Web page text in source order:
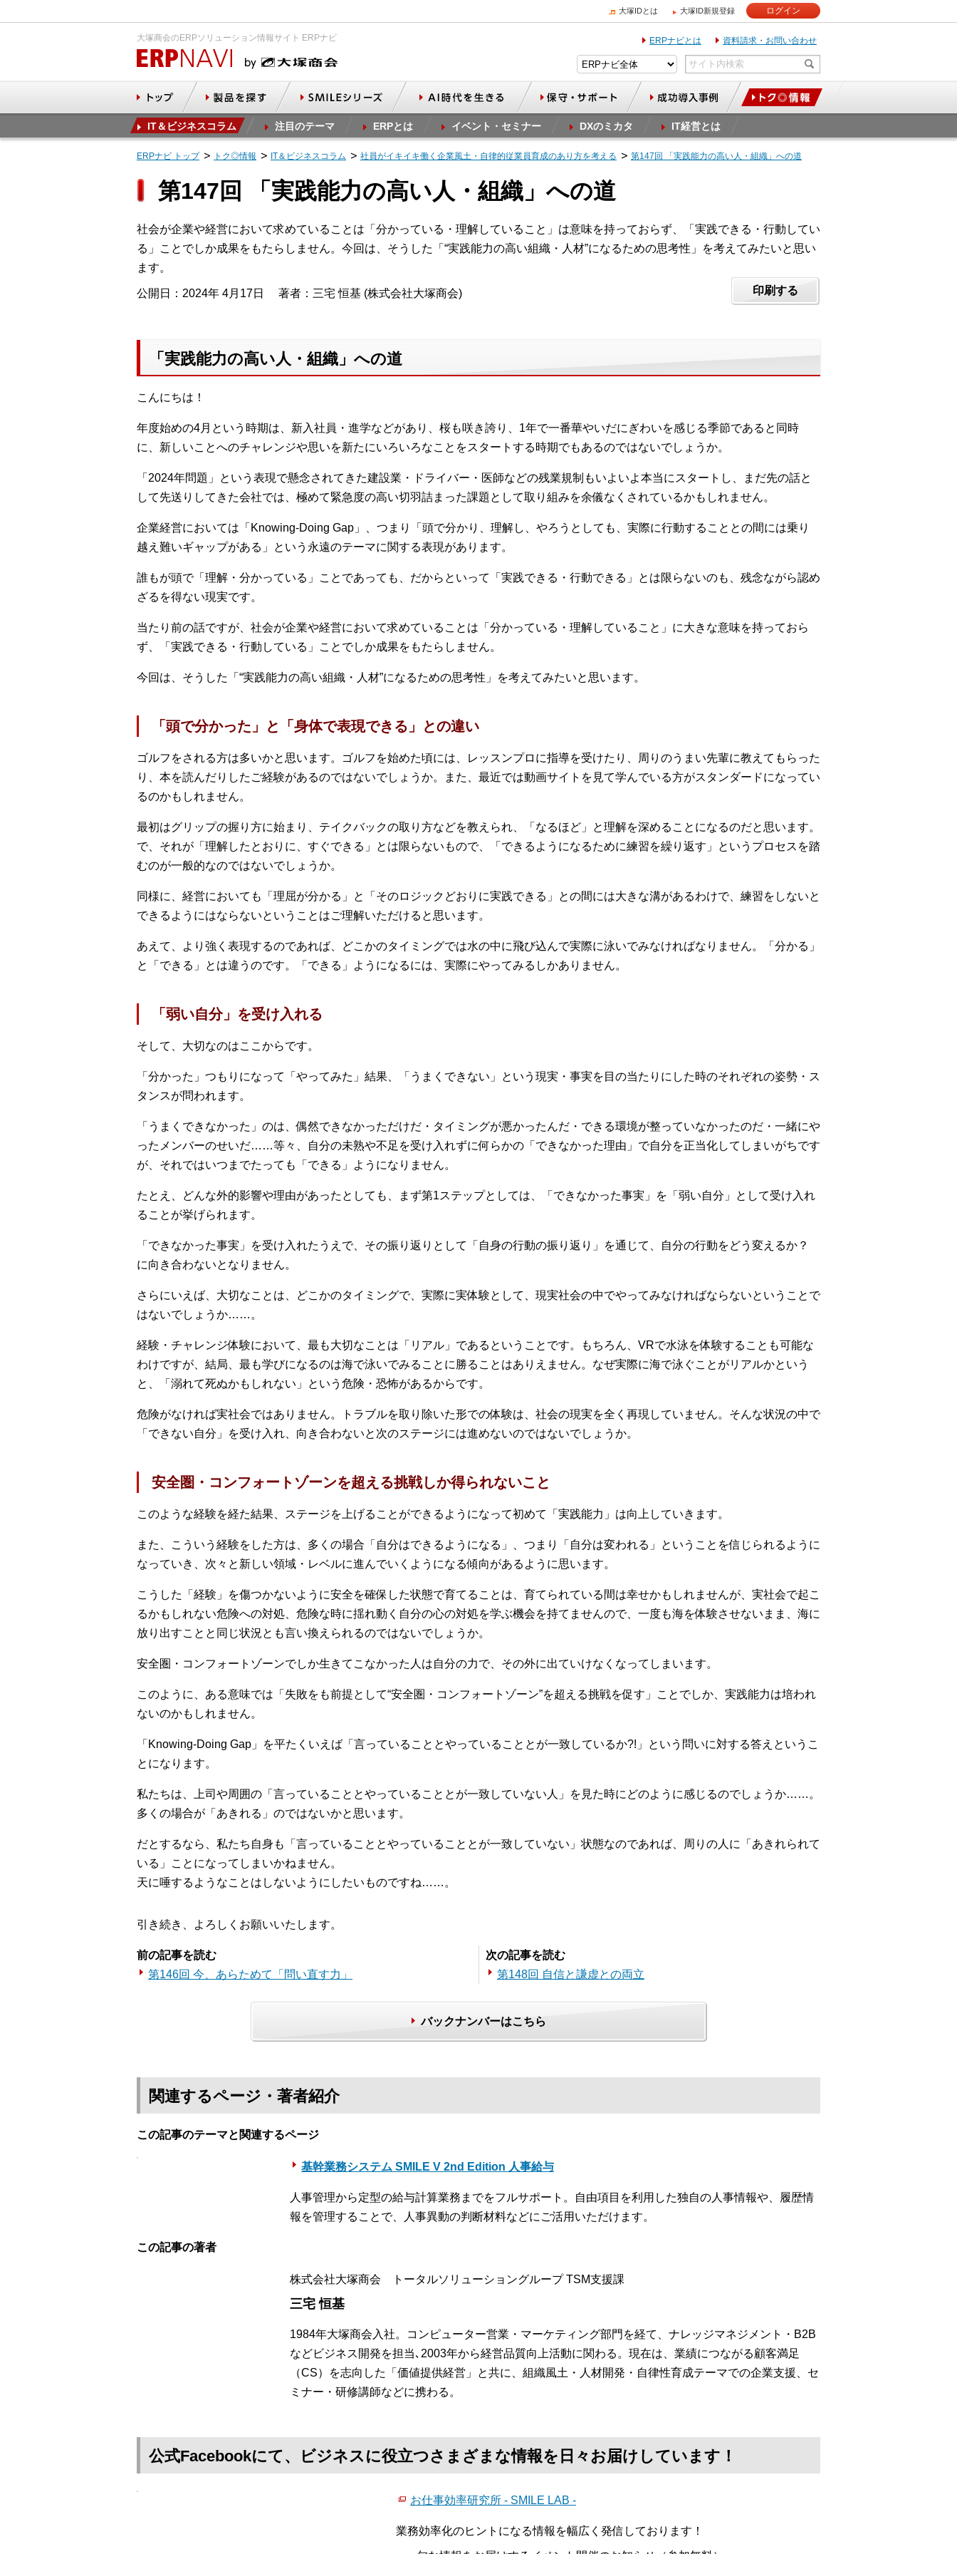
大塚IDとは 大塚ID新規登録 ログイン
大塚商会のERPソリューション情報サイト ERPナビ ERPナビとは 資料請求・お問い合わせ
IT＆ビジネスコラム 注目のテーマ ERPとは イベント・セミナー DXのミカタ IT経営とは
ERPナビ トップ トク◎情報 IT＆ビジネスコラム 社員がイキイキ働く企業風土・自律的従業員育成のあり方を考える 第147回 「実践能力の高い人・組織」への道
第147回 「実践能力の高い人・組織」への道
社会が企業や経営において求めていることは「分かっている・理解していること」は意味を持っておらず、「実践できる・行動してい
る」ことでしか成果をもたらしません。今回は、そうした「“実践能力の高い組織・人材”になるための思考性」を考えてみたいと思い
ます。
公開日：2024年 4月17日 著者：三宅 恒基 (株式会社大塚商会) 印刷する
「実践能力の高い人・組織」への道
こんにちは！
年度始めの4月という時期は、新入社員・進学などがあり、桜も咲き誇り、1年で一番華やいだにぎわいを感じる季節であると同時
に、新しいことへのチャレンジや思いを新たにいろいろなことをスタートする時期でもあるのではないでしょうか。
「2024年問題」という表現で懸念されてきた建設業・ドライバー・医師などの残業規制もいよいよ本当にスタートし、まだ先の話と
して先送りしてきた会社では、極めて緊急度の高い切羽詰まった課題として取り組みを余儀なくされているかもしれません。
企業経営においては「Knowing-Doing Gap」、つまり「頭で分かり、理解し、やろうとしても、実際に行動することとの間には乗り
越え難いギャップがある」という永遠のテーマに関する表現があります。
誰もが頭で「理解・分かっている」ことであっても、だからといって「実践できる・行動できる」とは限らないのも、残念ながら認め
ざるを得ない現実です。
当たり前の話ですが、社会が企業や経営において求めていることは「分かっている・理解していること」に大きな意味を持っておら
ず、「実践できる・行動している」ことでしか成果をもたらしません。
今回は、そうした「“実践能力の高い組織・人材”になるための思考性」を考えてみたいと思います。
「頭で分かった」と「身体で表現できる」との違い
ゴルフをされる方は多いかと思います。ゴルフを始めた頃には、レッスンプロに指導を受けたり、周りのうまい先輩に教えてもらった
り、本を読んだりしたご経験があるのではないでしょうか。また、最近では動画サイトを見て学んでいる方がスタンダードになってい
るのかもしれません。
最初はグリップの握り方に始まり、テイクバックの取り方などを教えられ、「なるほど」と理解を深めることになるのだと思います。
で、それが「理解したとおりに、すぐできる」とは限らないもので、「できるようになるために練習を繰り返す」というプロセスを踏
むのが一般的なのではないでしょうか。
同様に、経営においても「理屈が分かる」と「そのロジックどおりに実践できる」との間には大きな溝があるわけで、練習をしないと
できるようにはならないということはご理解いただけると思います。
あえて、より強く表現するのであれば、どこかのタイミングでは水の中に飛び込んで実際に泳いでみなければなりません。「分かる」
と「できる」とは違うのです。「できる」ようになるには、実際にやってみるしかありません。
「弱い自分」を受け入れる
そして、大切なのはここからです。
「分かった」つもりになって「やってみた」結果、「うまくできない」という現実・事実を目の当たりにした時のそれぞれの姿勢・ス
タンスが問われます。
「うまくできなかった」のは、偶然できなかっただけだ・タイミングが悪かったんだ・できる環境が整っていなかったのだ・一緒にや
ったメンバーのせいだ……等々、自分の未熟や不足を受け入れずに何らかの「できなかった理由」で自分を正当化してしまいがちです
が、それではいつまでたっても「できる」ようになりません。
たとえ、どんな外的影響や理由があったとしても、まず第1ステップとしては、「できなかった事実」を「弱い自分」として受け入れ
ることが挙げられます。
「できなかった事実」を受け入れたうえで、その振り返りとして「自身の行動の振り返り」を通じて、自分の行動をどう変えるか？
に向き合わないとなりません。
さらにいえば、大切なことは、どこかのタイミングで、実際に実体験として、現実社会の中でやってみなければならないということで
はないでしょうか……。
経験・チャレンジ体験において、最も大切なことは「リアル」であるということです。もちろん、VRで水泳を体験することも可能な
わけですが、結局、最も学びになるのは海で泳いでみることに勝ることはありえません。なぜ実際に海で泳ぐことがリアルかという
と、「溺れて死ぬかもしれない」という危険・恐怖があるからです。
危険がなければ実社会ではありません。トラブルを取り除いた形での体験は、社会の現実を全く再現していません。そんな状況の中で
「できない自分」を受け入れ、向き合わないと次のステージには進めないのではないでしょうか。
安全圏・コンフォートゾーンを超える挑戦しか得られないこと
このような経験を経た結果、ステージを上げることができるようになって初めて「実践能力」は向上していきます。
また、こういう経験をした方は、多くの場合「自分はできるようになる」、つまり「自分は変われる」ということを信じられるように
なっていき、次々と新しい領域・レベルに進んでいくようになる傾向があるように思います。
こうした「経験」を傷つかないように安全を確保した状態で育てることは、育てられている間は幸せかもしれませんが、実社会で起こ
るかもしれない危険への対処、危険な時に揺れ動く自分の心の対処を学ぶ機会を持てませんので、一度も海を体験させないまま、海に
放り出すことと同じ状況とも言い換えられるのではないでしょうか。
安全圏・コンフォートゾーンでしか生きてこなかった人は自分の力で、その外に出ていけなくなってしまいます。
このように、ある意味では「失敗をも前提として“安全圏・コンフォートゾーン”を超える挑戦を促す」ことでしか、実践能力は培われ
ないのかもしれません。
「Knowing-Doing Gap」を平たくいえば「言っていることとやっていることとが一致しているか?!」という問いに対する答えというこ
とになります。
私たちは、上司や周囲の「言っていることとやっていることとが一致していない人」を見た時にどのように感じるのでしょうか……。
多くの場合が「あきれる」のではないかと思います。
だとするなら、私たち自身も「言っていることとやっていることとが一致していない」状態なのであれば、周りの人に「あきれられて
いる」ことになってしまいかねません。
天に唾するようなことはしないようにしたいものですね……。
引き続き、よろしくお願いいたします。
前の記事を読む
第146回 今、あらためて「問い直す力」
次の記事を読む
第148回 自信と謙虚との両立
バックナンバーはこちら
関連するページ・著者紹介
この記事のテーマと関連するページ
基幹業務システム SMILE V 2nd Edition 人事給与
人事管理から定型の給与計算業務までをフルサポート。自由項目を利用した独自の人事情報や、履歴情
報を管理することで、人事異動の判断材料などにご活用いただけます。
この記事の著者
株式会社大塚商会 トータルソリューショングループ TSM支援課
三宅 恒基
1984年大塚商会入社。コンピューター営業・マーケティング部門を経て、ナレッジマネジメント・B2B
などビジネス開発を担当､2003年から経営品質向上活動に関わる。現在は、業績につながる顧客満足
（CS）を志向した「価値提供経営」と共に、組織風土・人材開発・自律性育成テーマでの企業支援、セ
ミナー・研修講師などに携わる。
公式Facebookにて、ビジネスに役立つさまざまな情報を日々お届けしています！
お仕事効率研究所 - SMILE LAB -
業務効率化のヒントになる情報を幅広く発信しております！